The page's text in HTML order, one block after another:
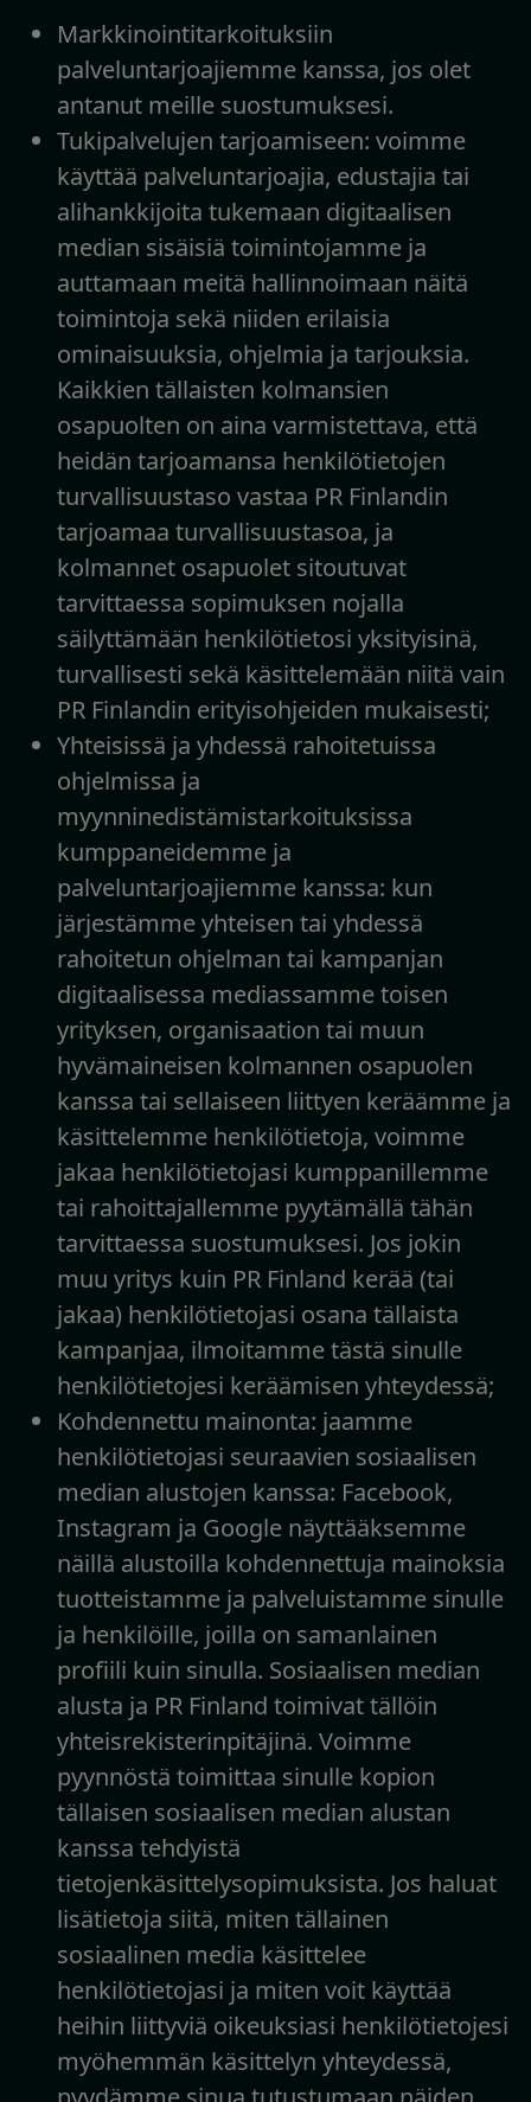
Markkinointitarkoituksiin
palveluntarjoajiemme kanssa, jos olet
antanut meille suostumuksesi.
Tukipalvelujen tarjoamiseen: voimme
käyttää palveluntarjoajia, edustajia tai
alihankkijoita tukemaan digitaalisen
median sisäisiä toimintojamme ja
auttamaan meitä hallinnoimaan näitä
toimintoja sekä niiden erilaisia
ominaisuuksia, ohjelmia ja tarjouksia.
Kaikkien tällaisten kolmansien
osapuolten on aina varmistettava, että
heidän tarjoamansa henkilötietojen
turvallisuustaso vastaa PR Finlandin
tarjoamaa turvallisuustasoa, ja
kolmannet osapuolet sitoutuvat
tarvittaessa sopimuksen nojalla
säilyttämään henkilötietosi yksityisinä,
turvallisesti sekä käsittelemään niitä vain
PR Finlandin erityisohjeiden mukaisesti;
Yhteisissä ja yhdessä rahoitetuissa
ohjelmissa ja
myynninedistämistarkoituksissa
kumppaneidemme ja
palveluntarjoajiemme kanssa: kun
järjestämme yhteisen tai yhdessä
rahoitetun ohjelman tai kampanjan
digitaalisessa mediassamme toisen
yrityksen, organisaation tai muun
hyvämaineisen kolmannen osapuolen
kanssa tai sellaiseen liittyen keräämme ja
käsittelemme henkilötietoja, voimme
jakaa henkilötietojasi kumppanillemme
tai rahoittajallemme pyytämällä tähän
tarvittaessa suostumuksesi. Jos jokin
muu yritys kuin PR Finland kerää (tai
jakaa) henkilötietojasi osana tällaista
kampanjaa, ilmoitamme tästä sinulle
henkilötietojesi keräämisen yhteydessä;
Kohdennettu mainonta: jaamme
henkilötietojasi seuraavien sosiaalisen
median alustojen kanssa: Facebook,
Instagram ja Google näyttääksemme
näillä alustoilla kohdennettuja mainoksia
tuotteistamme ja palveluistamme sinulle
ja henkilöille, joilla on samanlainen
profiili kuin sinulla. Sosiaalisen median
alusta ja PR Finland toimivat tällöin
yhteisrekisterinpitäjinä. Voimme
pyynnöstä toimittaa sinulle kopion
tällaisen sosiaalisen median alustan
kanssa tehdyistä
tietojenkäsittelysopimuksista. Jos haluat
lisätietoja siitä, miten tällainen
sosiaalinen media käsittelee
henkilötietojasi ja miten voit käyttää
heihin liittyviä oikeuksiasi henkilötietojesi
myöhemmän käsittelyn yhteydessä,